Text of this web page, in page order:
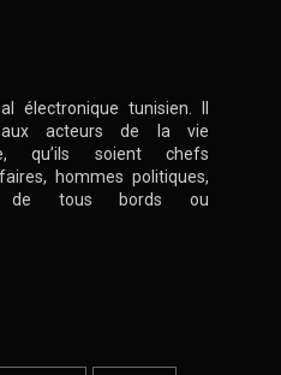
électronique tunisien. Il
aux acteurs de la vie
qu’ils soient chefs
hommes politiques,
de tous bords ou